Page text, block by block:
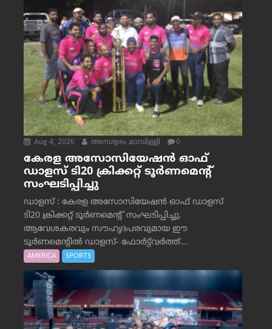
Aug 4, 2026 അനശ്വരം മാമ്പിള്ളി 0
കേരള അസോസിയേഷൻ ഓഫ്
ഡാളസ് ടി20 ക്രിക്കറ്റ് ടൂർണമെന്റ്
സംഘടിപ്പിച്ചു
ഡാളസ് : കേരള അസോസിയേഷൻ ഓഫ് ഡാളസ്
ടി20 ക്രിക്കറ്റ് ടൂർണമെന്റ് സംഘടിപ്പിച്ചു.
ആവേശകരവും സൗഹൃദപരവുമായ ഈ
ടൂർണമെന്റിൽ ഡാളസ്- ഫോർട്ട്‌വര്‍ത്ത്...
AMERICA SPORTS